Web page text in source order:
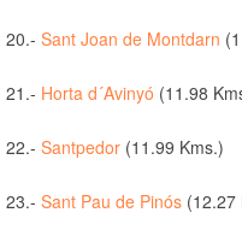
20.- Sant Joan de Montdarn
21.- Horta d´Avinyó (11.98
22.- Santpedor (11.99 Kms.)
23.- Sant Pau de Pinós (12.27